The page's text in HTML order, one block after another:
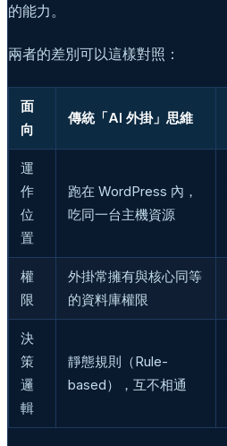
的能力。
兩者的差別可以這樣對照：
面
向
傳統「AI 外掛」思維
運
作
位
置
跑在 WordPress 內，
吃同一台主機資源
權
限
外掛常擁有與核心同等
的資料庫權限
決
策
邏
輯
靜態規則（Rule-
based），互不相通